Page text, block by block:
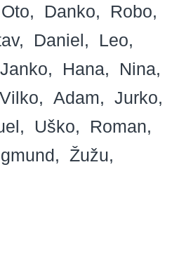
Oto Danko
Robo
Daniel
Leo
Janko Hana
Nina
Vilko Adam
Jurko
Uško
Roman
Žužu